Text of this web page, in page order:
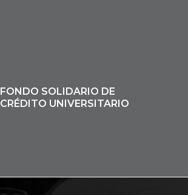
FONDO SOLIDARIO DE
CRÉDITO UNIVERSITARIO